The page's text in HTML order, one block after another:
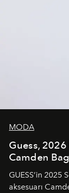
MODA
Guess, 2026
Camden
GUESS’in 2025
aksesuarı